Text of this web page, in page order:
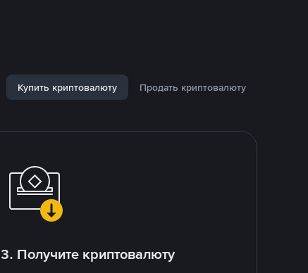
Купить криптовалюту Продать криптовалюту
3. Получите криптовалюту